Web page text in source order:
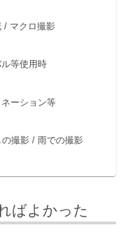
/ マクロ撮影
等使用時
ーション等
撮影 / 雨での撮影
ばよかった